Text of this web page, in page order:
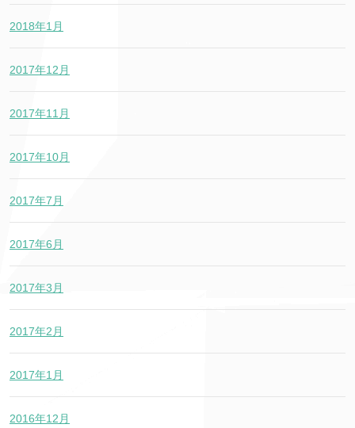
2018年1月
2017年12月
2017年11月
2017年10月
2017年7月
2017年6月
2017年3月
2017年2月
2017年1月
2016年12月